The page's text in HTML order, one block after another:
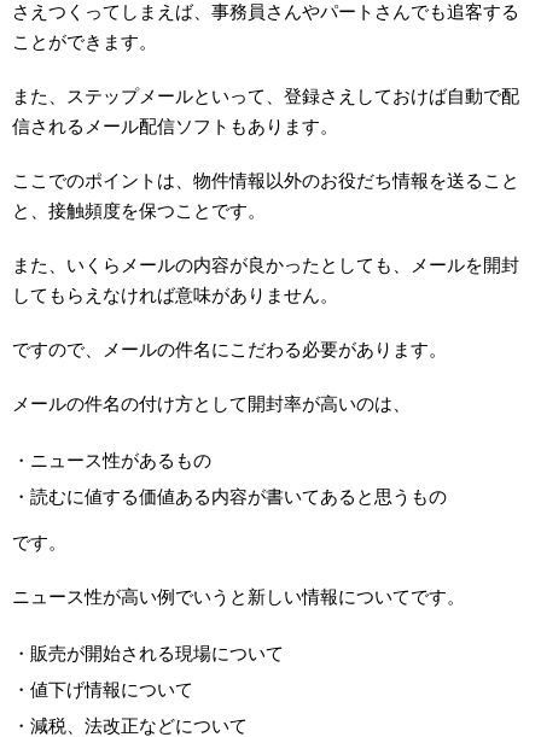
さえつくってしまえば、事務員さんやパートさんでも追客する
ことができます。
また、ステップメールといって、登録さえしておけば自動で配
信されるメール配信ソフトもあります。
ここでのポイントは、物件情報以外のお役だち情報を送ること
と、接触頻度を保つことです。
また、いくらメールの内容が良かったとしても、メールを開封
してもらえなければ意味がありません。
ですので、メールの件名にこだわる必要があります。
メールの件名の付け方として開封率が高いのは、
・ニュース性があるもの
・読むに値する価値ある内容が書いてあると思うもの
です。
ニュース性が高い例でいうと新しい情報についてです。
・販売が開始される現場について
・値下げ情報について
・減税、法改正などについて